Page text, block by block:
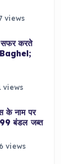
views
करते
Baghel;
views
के नाम पर
99 बंडल जब्त
views